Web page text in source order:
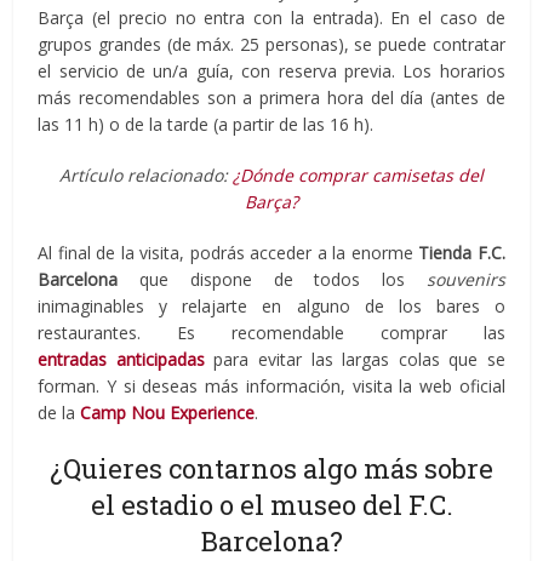
Barça (el precio no entra con la entrada). En el caso de
grupos grandes (de máx. 25 personas), se puede contratar
el servicio de un/a guía, con reserva previa. Los horarios
más recomendables son a primera hora del día (antes de
las 11 h) o de la tarde (a partir de las 16 h).
Artículo relacionado:¿Dónde comprar camisetas del
Barça?
Al final de la visita, podrás acceder a la enorme Tienda F.C.
Barcelona que dispone de todos los souvenirs
inimaginables y relajarte en alguno de los bares o
restaurantes. Es recomendable comprar las
entradas anticipadaspara evitar las largas colas que se
forman. Y si deseas más información, visita la web oficial
de laCamp Nou Experience.
¿Quieres contarnos algo más sobre
el estadio o el museo del F.C.
Barcelona?